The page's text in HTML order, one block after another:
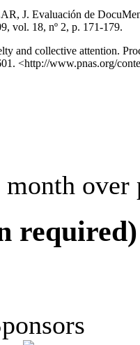
J. Evaluación de
vol. 18, nº 2, p. 171-179.
collective attention.
<http://www.pnas.org/
over
required)